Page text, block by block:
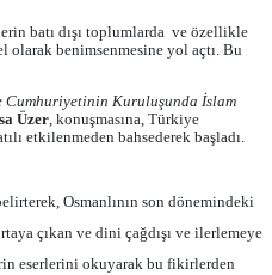
batı dışı toplumlarda ve özellikle
olarak benimsenmesine yol açtı. Bu
Cumhuriyetinin Kuruluşunda İslam
Üzer, konuşmasına, Türkiye
etkilenmeden bahsederek başladı.
Osmanlının son dönemindeki
çıkan ve dini çağdışı ve ilerlemeye
eserlerini okuyarak bu fikirlerden